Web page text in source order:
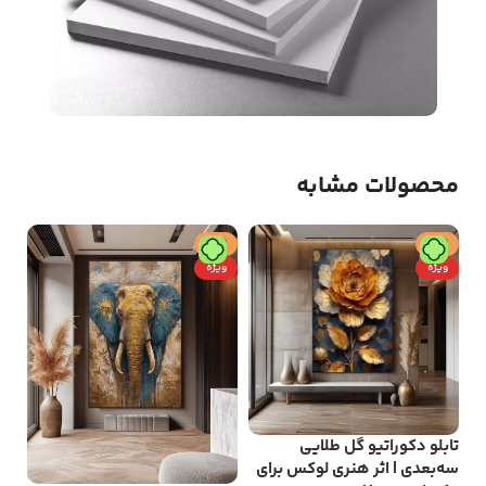
محصولات مشابه
حراج
ویژه
تابلو دکوراتیو گل طلایی
سه‌بعدی | اثر هنری لوکس برای
حراج
ویژه